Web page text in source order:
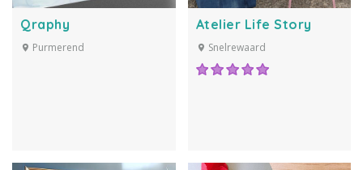
Qraphy
Purmerend
Atelier Life Story
Snelrewaard